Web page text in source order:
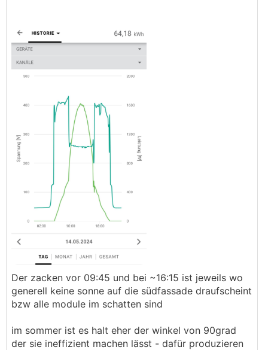
Modulebene stattfindet sondern der ganze String
auf Kompromiss-MPTT abgesucht wird und das
verliert halt Leistung.
deaktiviert.
Der zacken vor 09:45 und bei ~16:15 ist jeweils wo
generell keine sonne auf die südfassade draufscheint
bzw alle module im schatten sind
im sommer ist es halt eher der winkel von 90grad
der sie ineffizient machen lässt - dafür produzieren